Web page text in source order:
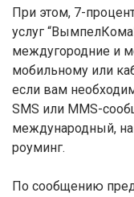
При этом, 7-
услуг
междугородние и
мобильному или
если вам
SMS или MMS-
международный,
роуминг.
По сообщению